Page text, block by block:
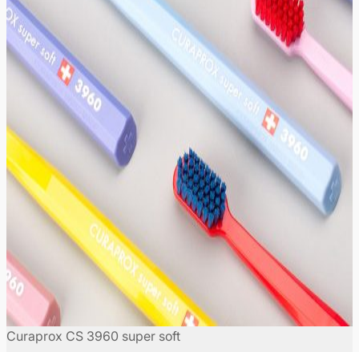
Curaprox CS 3960 super soft